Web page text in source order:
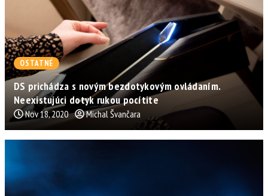
OSTATNÉ
DS prichádza s novým bezdotykovým ovládaním.
Neexistujúci dotyk rukou pocítite
Nov 18, 2020 Michal Švančara